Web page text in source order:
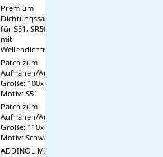
Premium
Dichtungssatz, kpl.
für S51, SR50, KR51/2
mit
Wellendichtringen
Patch zum
Aufnähen/Aufbügeln,
Größe: 100x76 mm,
Motiv: S51
Patch zum
Aufnähen/Aufbügeln,
Größe: 110x17mm,
Motiv: Schwalbe
ADDINOL MZ405